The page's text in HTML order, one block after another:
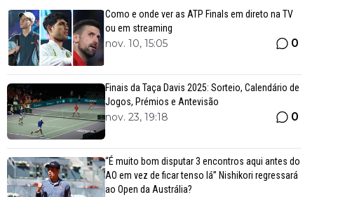
Como e onde ver as ATP Finals em direto na TV
ou em streaming
nov. 10, 15:05 0
Finais da Taça Davis 2025: Sorteio, Calendário de
Jogos, Prémios e Antevisão
nov. 23, 19:18 0
“É muito bom disputar 3 encontros aqui antes do
AO em vez de ficar tenso lá” Nishikori regressará
ao Open da Austrália?